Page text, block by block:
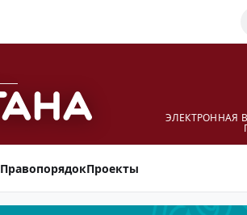
ЭЛЕКТРОННАЯ
ПравопорядокПроекты